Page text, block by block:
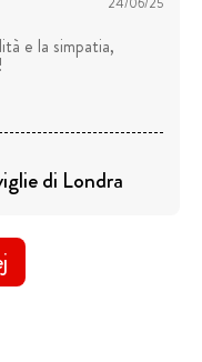
e la simpatia,
di Londra